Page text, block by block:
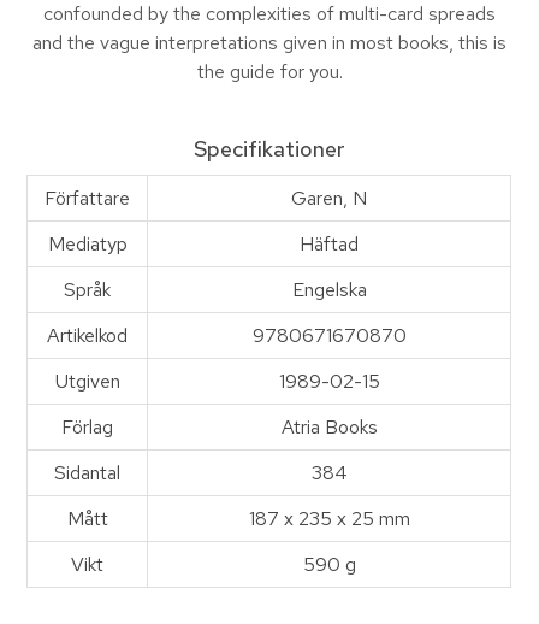
confounded by the complexities of multi-card spreads
and the vague interpretations given in most books, this is
the guide for you.
Specifikationer
Författare
Garen, N
Mediatyp
Häftad
Språk
Engelska
Artikelkod
9780671670870
Utgiven
1989-02-15
Förlag
Atria Books
Sidantal
384
Mått
187 x 235 x 25 mm
Vikt
590 g